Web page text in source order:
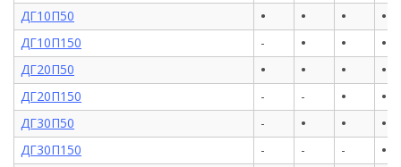
ДГ10П50 • • • •
ДГ10П150 - • • •
ДГ20П50 • • • •
ДГ20П150 - - • •
ДГ30П50 - • • •
ДГ30П150 - - - •